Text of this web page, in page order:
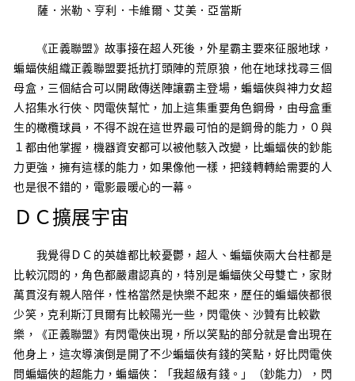
薩．米勒、亨利．卡維爾、艾美．亞當斯
《正義聯盟》故事接在超人死後，外星霸主要來征服地球，
蝙蝠俠組織正義聯盟要抵抗打頭陣的荒原狼，他在地球找尋三個
母盒，三個結合可以開啟傳送陣讓霸主登場，蝙蝠俠與神力女超
人招集水行俠、閃電俠幫忙，加上這集重要角色鋼骨，由母盒重
生的橄欖球員，不得不說在這世界最可怕的是鋼骨的能力，０與
１都由他掌握，機器資安都可以被他駭入改變，比蝙蝠俠的鈔能
力更強，擁有這樣的能力，如果像他一樣，把錢轉轉給需要的人
也是很不錯的，電影最暖心的一幕。
ＤＣ擴展宇宙
我覺得ＤＣ的英雄都比較憂鬱，超人、蝙蝠俠兩大台柱都是
比較沉悶的，角色都嚴肅認真的，特別是蝙蝠俠父母雙亡，家財
萬貫沒有親人陪伴，性格當然是快樂不起來，歷任的蝙蝠俠都很
少笑，克利斯汀貝爾有比較陽光一些，閃電俠、沙贊有比較歡
樂，《正義聯盟》有閃電俠出現，所以笑點的部分就是會出現在
他身上，這次導演倒是開了不少蝙蝠俠有錢的笑點，好比閃電俠
問蝙蝠俠的超能力，蝙蝠俠：「我超級有錢。」（鈔能力），閃